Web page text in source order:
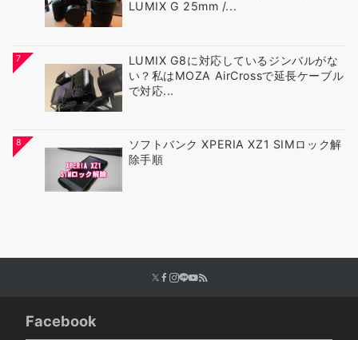
LUMIX G 25mm /...
7
LUMIX G8に対応しているジンバルがな
い？私はMOZA AirCrossで延長ケーブル
で対応...
8
ソフトバンク XPERIA XZ1 SIMロック解
除手順
Facebook